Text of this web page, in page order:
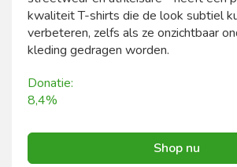
kwaliteit T-shirts die de look subtiel
verbeteren, zelfs als ze onzichtbaar
kleding gedragen worden.
Donatie:
8,4%
Shop nu